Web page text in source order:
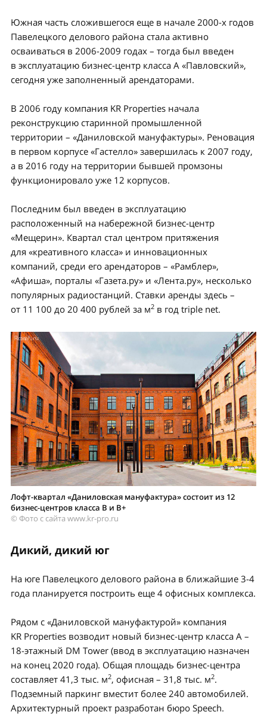
Южная часть сложившегося еще в начале 2000-х годов
Павелецкого делового района стала активно
осваиваться в 2006-2009 годах – тогда был введен
в эксплуатацию бизнес-центр класса А «Павловский»,
сегодня уже заполненный арендаторами.
В 2006 году компания KR Properties начала
реконструкцию старинной промышленной
территории – «Даниловской мануфактуры». Реновация
в первом корпусе «Гастелло» завершилась к 2007 году,
а в 2016 году на территории бывшей промзоны
функционировало уже 12 корпусов.
Последним был введен в эксплуатацию
расположенный на набережной бизнес-центр
«Мещерин». Квартал стал центром притяжения
для «креативного класса» и инновационных
компаний, среди его арендаторов – «Рамблер»,
«Афиша», порталы «Газета.ру» и «Лента.ру», несколько
популярных радиостанций. Ставки аренды здесь –
от 11 100 до 20 400 рублей за м2 в год triple net.
Лофт-квартал «Даниловская мануфактура» состоит из 12
бизнес-центров класса B и В+
© Фото с сайта www.kr-pro.ru
Дикий, дикий юг
На юге Павелецкого делового района в ближайшие 3-4
года планируется построить еще 4 офисных комплекса.
Рядом с «Даниловской мануфактурой» компания
KR Properties возводит новый бизнес-центр класса А –
18-этажный DM Tower (ввод в эксплуатацию назначен
на конец 2020 года). Общая площадь бизнес-центра
составляет 41,3 тыс. м2, офисная – 31,8 тыс. м2.
Подземный паркинг вместит более 240 автомобилей.
Архитектурный проект разработан бюро Speech.